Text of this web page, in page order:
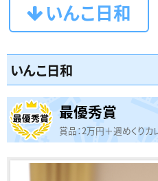
いんこ日和
いんこ日和
最優秀賞
賞品：2万円＋週めくりカ